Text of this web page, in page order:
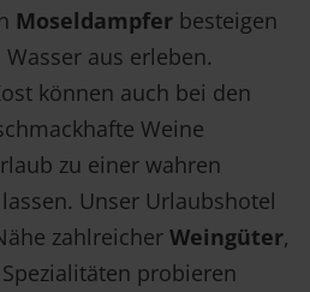
Moseldampfer besteigen
aus erleben.
können auch bei den
Weine
zu einer wahren
Unser Urlaubshotel
zahlreicher Weingüter,
probieren